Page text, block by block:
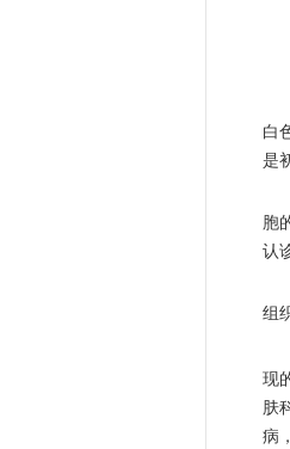
白
是
胞
认
组
现
肤
病